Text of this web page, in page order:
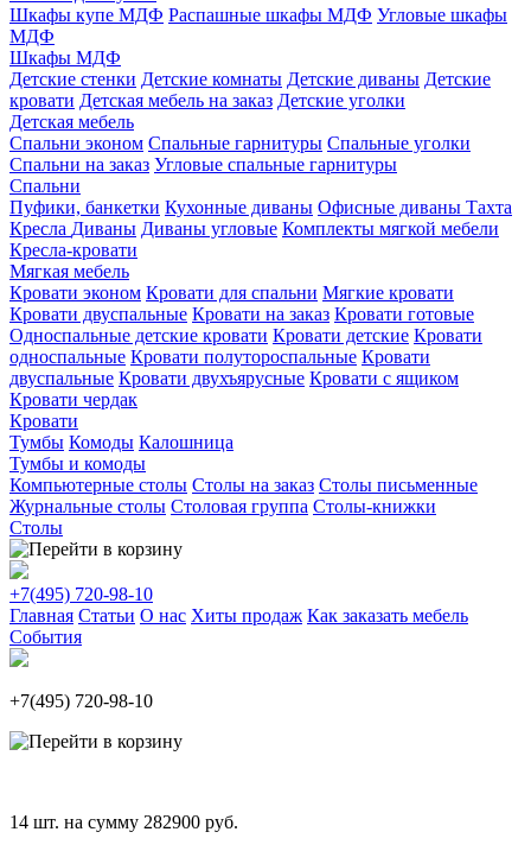
Шкафы купе МДФ Распашные шкафы МДФ Угловые шкафы
МДФ
Шкафы МДФ
Детские стенки Детские комнаты Детские диваны Детские
кровати Детская мебель на заказ Детские уголки
Детская мебель
Спальни эконом Спальные гарнитуры Спальные уголки
Спальни на заказ Угловые спальные гарнитуры
Спальни
Пуфики, банкетки Кухонные диваны Офисные диваны Тахта
Кресла Диваны Диваны угловые Комплекты мягкой мебели
Кресла-кровати
Мягкая мебель
Кровати эконом Кровати для спальни Мягкие кровати
Кровати двуспальные Кровати на заказ Кровати готовые
Односпальные детские кровати Кровати детские Кровати
односпальные Кровати полутороспальные Кровати
двуспальные Кровати двухъярусные Кровати с ящиком
Кровати чердак
Кровати
Тумбы Комоды Калошница
Тумбы и комоды
Компьютерные столы Столы на заказ Столы письменные
Журнальные столы Столовая группа Столы-книжки
Столы
+7(495) 720-98-10
Главная Статьи О нас Хиты продаж Как заказать мебель
События
+7(495) 720-98-10
14 шт. на сумму 282900 руб.